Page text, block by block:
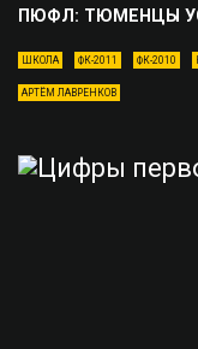
ПЮФЛ: ТЮМЕНЦЫ
ШКОЛА ФК-2011 ФК-2010
АРТЁМ ЛАВРЕНКОВ